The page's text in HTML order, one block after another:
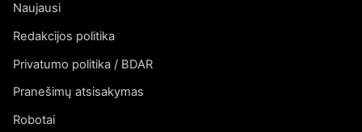
Naujausi
Redakcijos politika
Privatumo politika / BDAR
Pranešimų atsisakymas
Robotai